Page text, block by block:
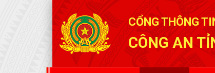
CỔNG THÔNG
CÔNG AN